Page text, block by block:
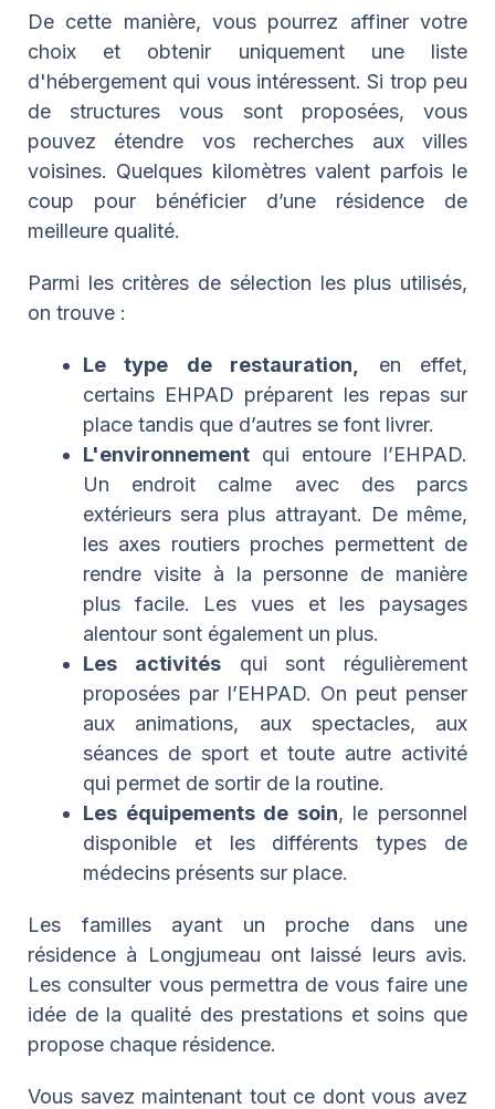
De cette manière, vous pourrez affiner votre
choix et obtenir uniquement une liste
d'hébergement qui vous intéressent. Si trop peu
de structures vous sont proposées, vous
pouvez étendre vos recherches aux villes
voisines. Quelques kilomètres valent parfois le
coup pour bénéficier d’une résidence de
meilleure qualité.
Parmi les critères de sélection les plus utilisés,
on trouve :
Le type de restauration,
en effet,
certains EHPAD préparent les repas sur
place tandis que d’autres se font livrer.
L'environnement qui entoure l’EHPAD.
Un endroit calme avec des parcs
extérieurs sera plus attrayant. De même,
les axes routiers proches permettent de
rendre visite à la personne de manière
plus facile. Les vues et les paysages
alentour sont également un plus.
Les activitésqui sont régulièrement
proposées par l’EHPAD. On peut penser
aux animations, aux spectacles, aux
séances de sport et toute autre activité
qui permet de sortir de la routine.
Les équipements de soin, le personnel
disponible et les différents types de
médecins présents sur place.
Les familles ayant un proche dans une
résidence à Longjumeau ont laissé leurs avis.
Les consulter vous permettra de vous faire une
idée de la qualité des prestations et soins que
propose chaque résidence.
Vous savez maintenant tout ce dont vous avez